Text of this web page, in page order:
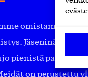
omistama
Jäseninämme
pienistä pajoista
on perustettu